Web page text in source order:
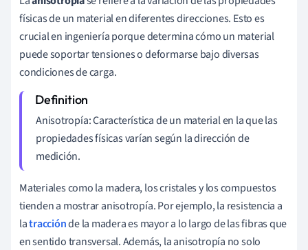
físicas de un material en diferentes direcciones. Esto es
crucial en ingeniería porque determina cómo un material
puede soportar tensiones o deformarse bajo diversas
condiciones de carga.
Anisotropía: Característica de un material en la que las
propiedades físicas varían según la dirección de
medición.
Materiales como la madera, los cristales y los compuestos
tienden a mostrar anisotropía. Por ejemplo, la resistencia a
latracciónde la madera es mayor a lo largo de las fibras que
en sentido transversal. Además, la anisotropía no solo